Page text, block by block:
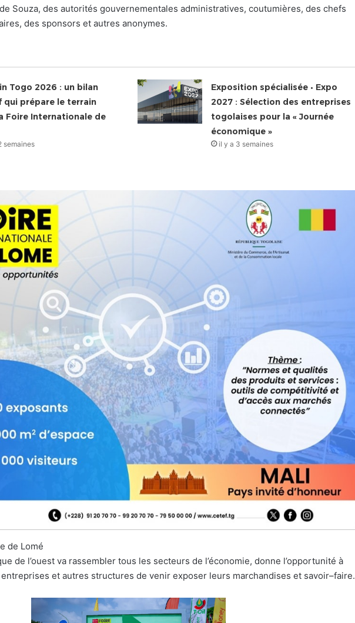
Souza, des autorités gouvernementales administratives, coutumières, des chefs
des sponsors et autres anonymes.
Togo 2026 : un bilan
qui prépare le terrain
Foire Internationale de
semaines
Exposition spécialisée • Expo
2027 : Sélection des entreprises
togolaises pour la « Journée
économique »
il y a 3 semaines
de Lomé
de l’ouest va rassembler tous les secteurs de l’économie, donne l’opportunité à
et autres structures de venir exposer leurs marchandises et savoir–faire.